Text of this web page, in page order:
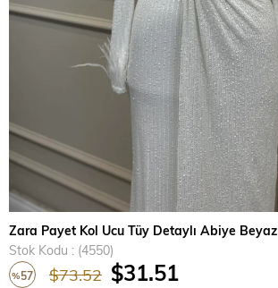
Zara Payet Kol Ucu Tüy Detaylı Abiye Beyaz
Stok Kodu
(4550)
%57 $73.52 $31.51